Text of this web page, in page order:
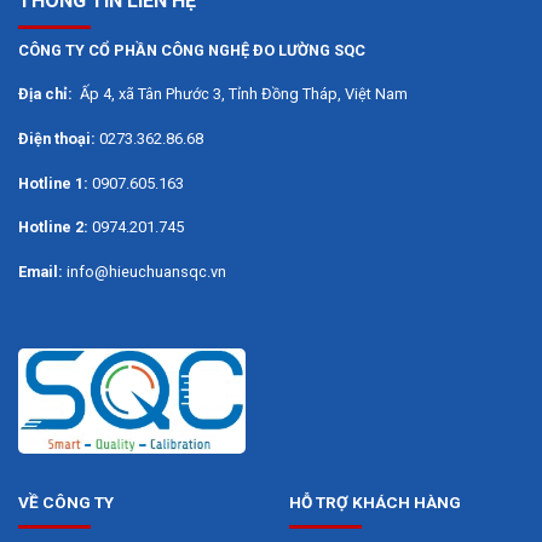
Thông số kỹ thuật:
±0,2 °C ±1 số (-25 đến +74,9 °C)
±0,4 °C ±1 số (-40 đến -25,1 °C)
±0,5 % of mv ±1 số (Phạm vi còn lại)
Độ phân giải 0,1 °C
NHIỆT ĐỘ – TC LOẠI K (NICR-NI)
CÔNG TY CỔ PHẦN CÔNG NGHỆ ĐO LƯỜNG SQC
Địa chỉ: Ấp 4, xã Tân Phước 3, Tỉnh Đồng Tháp, Việt Nam
Điện thoại: 0273.362.86.68
Hotline 1: 0907.605.163
Hotline 2: 0974.201.745
Email: info@hieuchuansqc.vn
VỀ CÔNG TY HỖ TRỢ KHÁCH HÀNG